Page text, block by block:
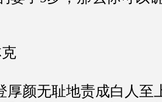
厚颜无耻地责成白人至